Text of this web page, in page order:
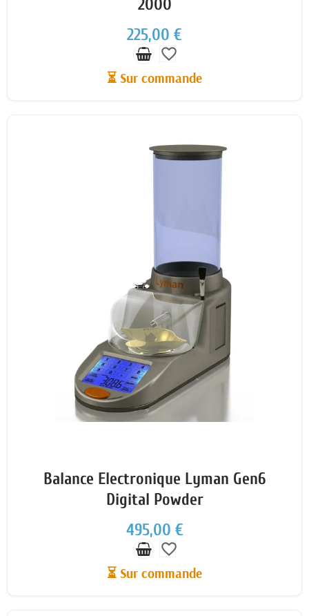
2000
225,00 €
favorite_border
⏳ Sur commande
Balance Electronique Lyman Gen6
Digital Powder
495,00 €
favorite_border
⏳ Sur commande